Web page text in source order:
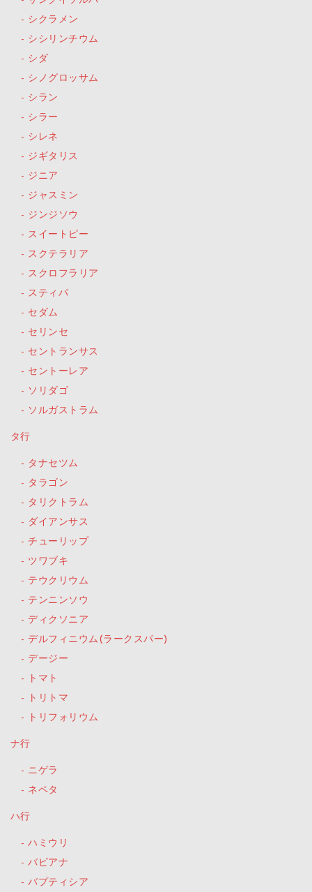
シクラメン
シシリンチウム
シダ
シノグロッサム
シラン
シラー
シレネ
ジギタリス
ジニア
ジャスミン
ジンジソウ
スイートピー
スクテラリア
スクロフラリア
スティパ
セダム
セリンセ
セントランサス
セントーレア
ソリダゴ
ソルガストラム
タ行
タナセツム
タラゴン
タリクトラム
ダイアンサス
チューリップ
ツワブキ
テウクリウム
テンニンソウ
ディクソニア
デルフィニウム(ラークスパー)
デージー
トマト
トリトマ
トリフォリウム
ナ行
ニゲラ
ネペタ
ハ行
ハミウリ
バビアナ
バプティシア